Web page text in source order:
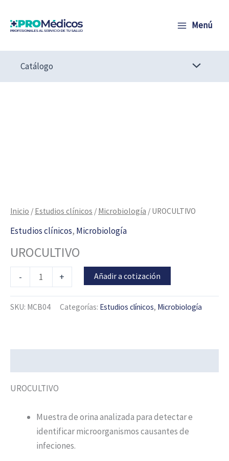
contenido
Menú
Catálogo
Inicio / Estudios clínicos / Microbiología / UROCULTIVO
Estudios clínicos, Microbiología
UROCULTIVO
- + Añadir a cotización
SKU: MCB04 Categorías: Estudios clínicos, Microbiología
UROCULTIVO
Muestra de orina analizada para detectar e
identificar microorganismos causantes de
infeciones.